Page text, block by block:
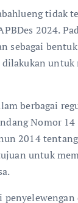
tidak
2024.
sebagai
untuk
berbagai
Nomor
2014
untuk